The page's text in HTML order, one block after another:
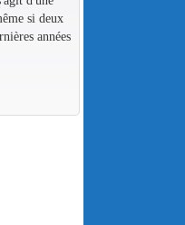
si deux
années